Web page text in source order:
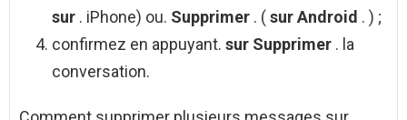
sur . iPhone) ou. Supprimer . (sur Android . ) ;
confirmez en appuyant. sur Supprimer . la
conversation.